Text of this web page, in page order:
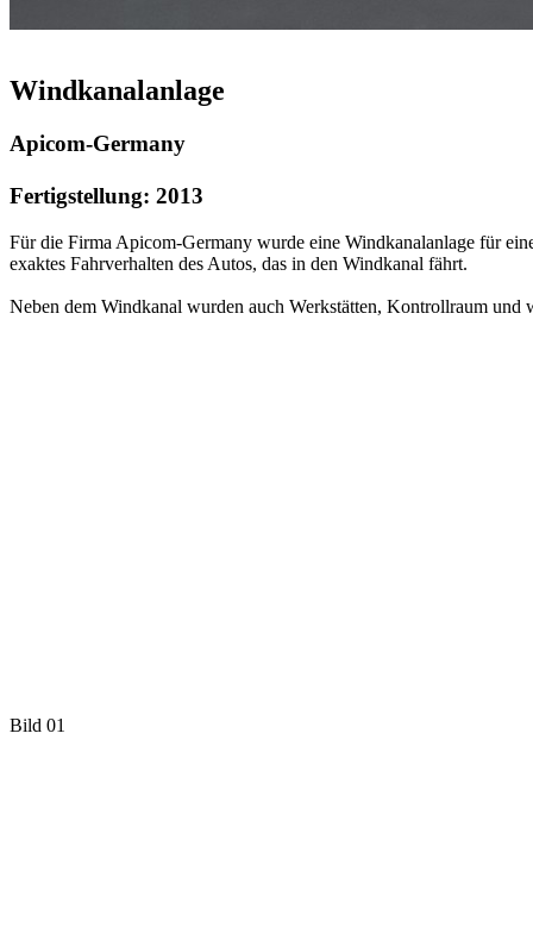
Windkanalanlage
Apicom-Germany
Fertigstellung: 2013
Für die Firma Apicom-Germany wurde eine Windkanalanlage für
exaktes Fahrverhalten des Autos, das in den Windkanal fährt.
Neben dem Windkanal wurden auch Werkstätten, Kontrollraum und
Bild 01